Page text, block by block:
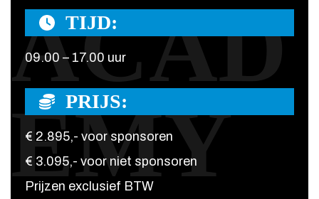
ACAD
EMY
TIJD:
09.00 – 17.00 uur
PRIJS:
€ 2.895,- voor sponsoren
€ 3.095,- voor niet sponsoren
Prijzen exclusief BTW